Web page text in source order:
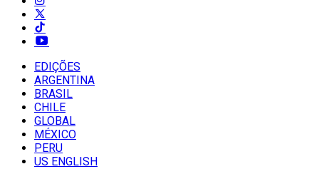
EDIÇÕES
ARGENTINA
BRASIL
CHILE
GLOBAL
MÉXICO
PERU
US ENGLISH